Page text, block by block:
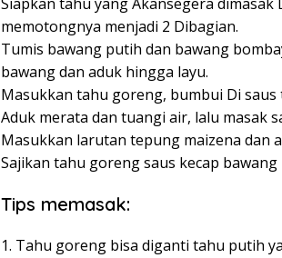
memotongnya menjadi 2 Dibagian.
Tumis bawang putih dan bawang
bawang dan aduk hingga layu.
Masukkan tahu goreng, bumbui Di saus
Aduk merata dan tuangi air, lalu masak
Masukkan larutan tepung maizena dan
Sajikan tahu goreng saus kecap bawang
Tips memasak:
1. Tahu goreng bisa diganti tahu putih